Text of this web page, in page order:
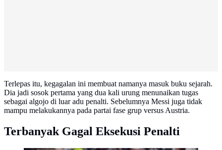
Terlepas itu, kegagalan ini membuat namanya masuk buku sejarah.
Dia jadi sosok pertama yang dua kali urung menunaikan tugas
sebagai algojo di luar adu penalti. Sebelumnya Messi juga tidak
mampu melakukannya pada partai fase grup versus Austria.
Terbanyak Gagal Eksekusi Penalti